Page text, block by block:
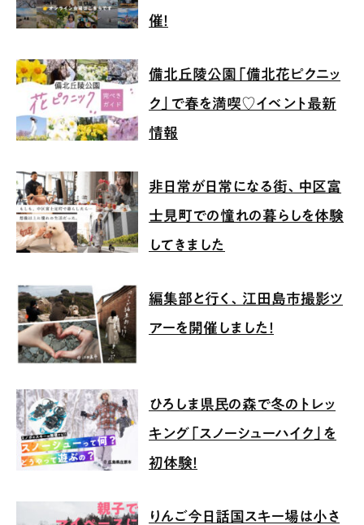
催！
備北丘陵公園「備北花ピクニッ
ク」で春を満喫♡イベント最新
情報
非日常が日常になる街、中区富
士見町での憧れの暮らしを体験
してきました
編集部と行く、江田島市撮影ツ
アーを開催しました！
ひろしま県民の森で冬のトレッ
キング「スノーシューハイク」を
初体験！
りんご今日話国スキー場は小さ